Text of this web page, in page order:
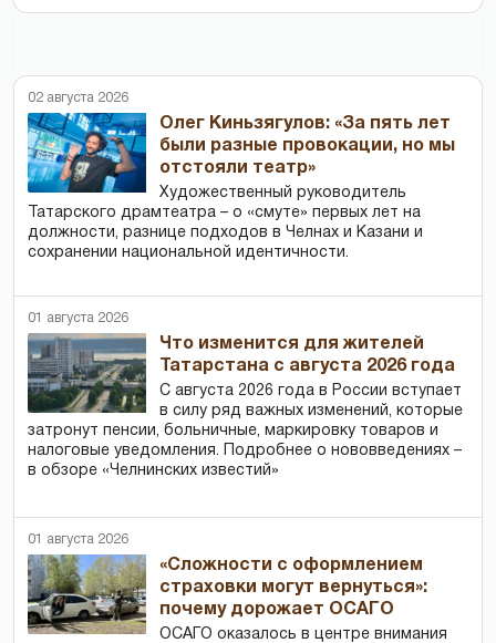
02 августа 2026
Олег Киньзягулов: «За пять лет
были разные провокации, но мы
отстояли театр»
Художественный руководитель
Татарского драмтеатра – о «смуте» первых лет на
должности, разнице подходов в Челнах и Казани и
сохранении национальной идентичности.
01 августа 2026
Что изменится для жителей
Татарстана с августа 2026 года
С августа 2026 года в России вступает
в силу ряд важных изменений, которые
затронут пенсии, больничные, маркировку товаров и
налоговые уведомления. Подробнее о нововведениях –
в обзоре «Челнинских известий»
01 августа 2026
«Сложности с оформлением
страховки могут вернуться»:
почему дорожает ОСАГО
ОСАГО оказалось в центре внимания